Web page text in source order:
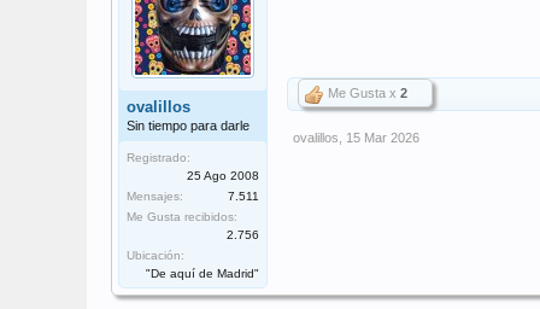
ovalillos
Sin tiempo para darle
Registrado:
25 Ago 2008
Mensajes:
7.511
Me Gusta recibidos:
2.756
Ubicación:
"De aquí de Madrid"
Me Gusta x 2
ovalillos 15 Mar 2026